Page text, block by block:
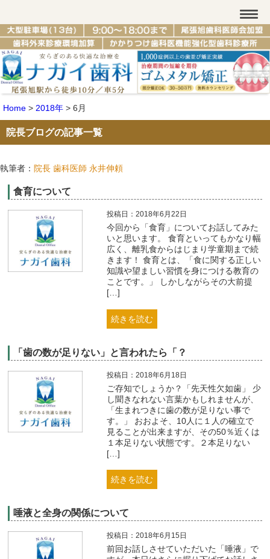
Home > 2018年 > 6月
院長ブログの記事一覧
執筆者： 院長 歯科医師 永井伸頼
食育について
投稿日：2018年6月22日
今回から「食育」についてお話してみた
いと思います。 食育といってもかなり幅
広く、離乳食からはじまり学童期まで続
きます！ 食育とは、「食に関する正しい
知識や望ましい習慣を身につける教育の
ことです。」 しかしながらその大前提
[…]
続きを読む
「歯の数が足りない」と言われたら「？
投稿日：2018年6月18日
ご存知でしょうか？「先天性欠如歯」 少
し聞きなれない言葉かもしれませんが、
「生まれつきに歯の数が足りない事で
す。」 おおよそ、10人に１人の確立で
見ることが出来ますが、その50％近くは
１本足りない状態です。２本足りない
[…]
続きを読む
唾液と全身の関係について
投稿日：2018年6月15日
前回お話しさせていただいた「唾液」で